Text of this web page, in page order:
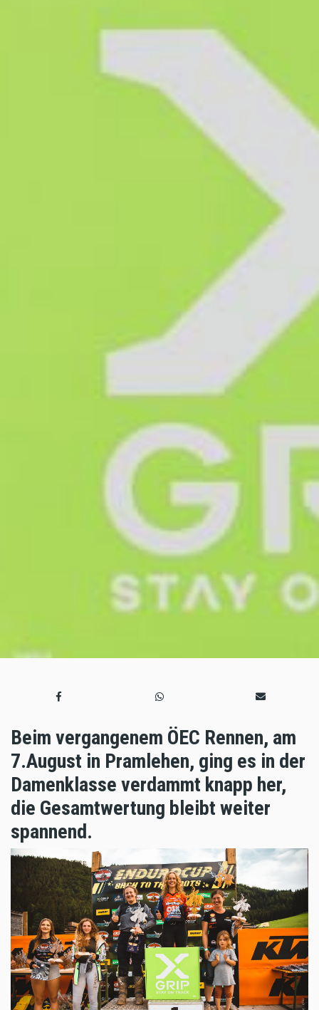
Beim vergangenem ÖEC Rennen, am
7.August in Pramlehen, ging es in der
Damenklasse verdammt knapp her,
die Gesamtwertung bleibt weiter
spannend.